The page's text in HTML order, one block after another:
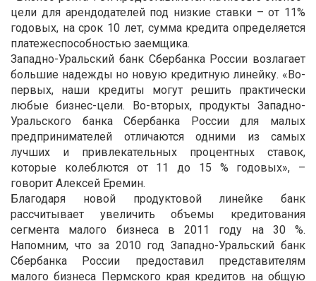
цели для арендодателей под низкие ставки – от 11%
годовых, на срок 10 лет, сумма кредита определяется
платежеспособностью заемщика.
Западно-Уральский банк Сбербанка России возлагает
большие надежды но новую кредитную линейку. «Во-
первых, наши кредиты могут решить практически
любые бизнес-цели. Во-вторых, продукты Западно-
Уральского банка Сбербанка России для малых
предпринимателей отличаются одними из самых
лучших и привлекательных процентных ставок,
которые колеблются от 11 до 15 % годовых», –
говорит Алексей Еремин.
Благодаря новой продуктовой линейке банк
рассчитывает увеличить объемы кредитования
сегмента малого бизнеса в 2011 году на 30 %.
Напомним, что за 2010 год Западно-Уральский банк
Сбербанка России предоставил представителям
малого бизнеса Пермского края кредитов на общую